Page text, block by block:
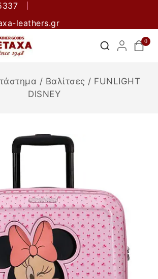
leathers.gr
0
/ Βαλίτσες / FUNLIGHT
DISNEY